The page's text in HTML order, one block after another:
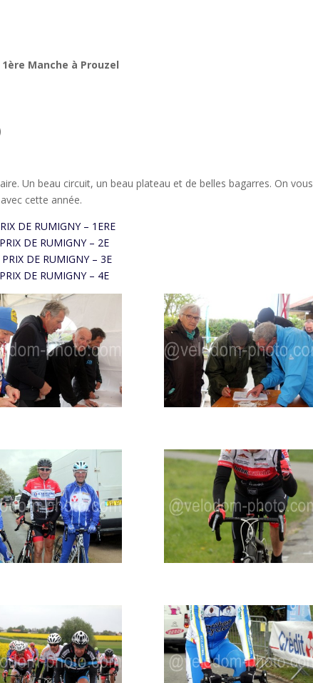
1ère Manche à Prouzel
Un beau circuit, un beau plateau et de belles bagarres. On vous
cette année.
DE RUMIGNY – 1ERE
PRIX DE RUMIGNY – 2E
PRIX DE RUMIGNY – 3E
PRIX DE RUMIGNY – 4E